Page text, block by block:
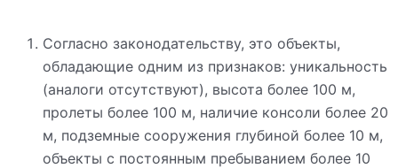
Согласно законодательству, это объекты,
обладающие одним из признаков: уникальность
(аналоги отсутствуют), высота более 100 м,
пролеты более 100 м, наличие консоли более 20
м, подземные сооружения глубиной более 10 м,
объекты с постоянным пребыванием более 10